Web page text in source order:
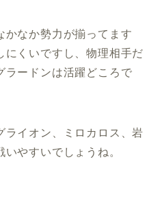
かなか勢力が揃ってます
にくいですし、物理相手だ
ラードンは活躍どころで
ライオン、ミロカロス、岩
やすいでしょうね。